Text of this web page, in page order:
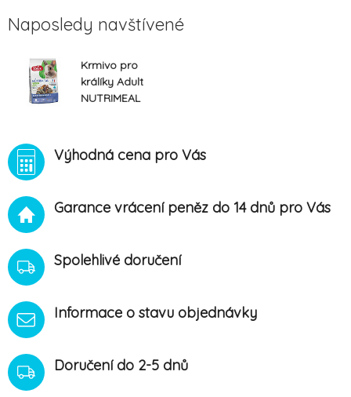
Naposledy navštívené
Krmivo pro
králíky Adult
NUTRIMEAL
Výhodná cena pro Vás
Garance vrácení peněz do 14 dnů pro Vás
Spolehlivé doručení
Informace o stavu objednávky
Doručení do 2-5 dnů